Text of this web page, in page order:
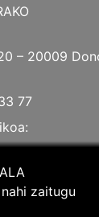
– 20009
77
zaitugu